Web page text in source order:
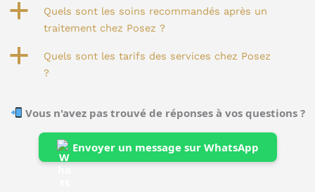
a
Quels sont les soins recommandés après un
traitement chez Posez ?
a
Quels sont les tarifs des services chez Posez
?
Vous n'avez pas trouvé de réponses à vos questions ?
Envoyer un message sur WhatsApp